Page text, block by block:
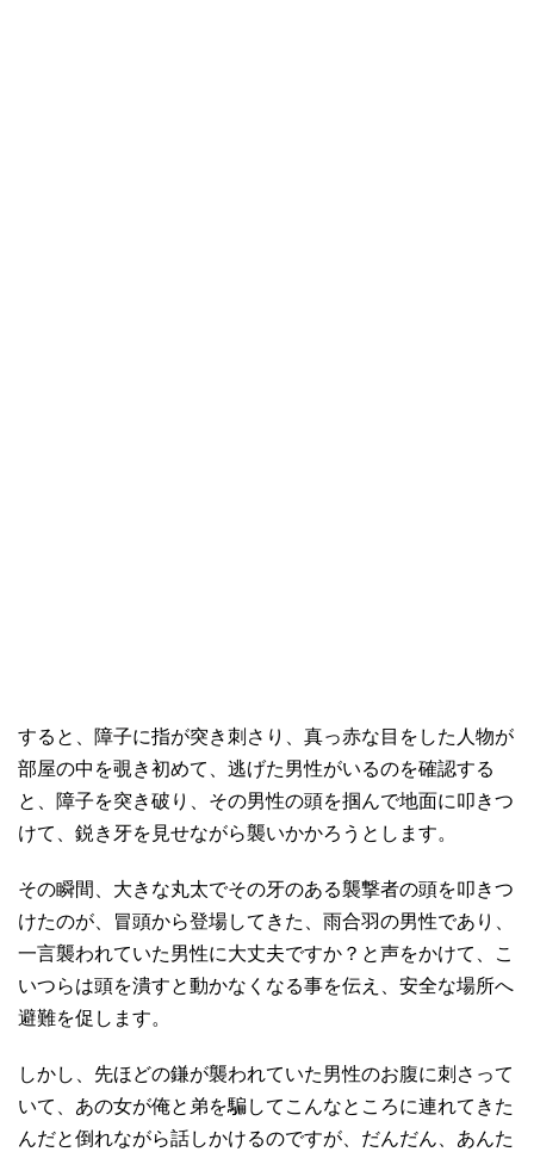
すると、障子に指が突き刺さり、真っ赤な目をした人物が
部屋の中を覗き初めて、逃げた男性がいるのを確認する
と、障子を突き破り、その男性の頭を掴んで地面に叩きつ
けて、鋭き牙を見せながら襲いかかろうとします。
その瞬間、大きな丸太でその牙のある襲撃者の頭を叩きつ
けたのが、冒頭から登場してきた、雨合羽の男性であり、
一言襲われていた男性に大丈夫ですか？と声をかけて、こ
いつらは頭を潰すと動かなくなる事を伝え、安全な場所へ
避難を促します。
しかし、先ほどの鎌が襲われていた男性のお腹に刺さって
いて、あの女が俺と弟を騙してこんなところに連れてきた
んだと倒れながら話しかけるのですが、だんだん、あんた